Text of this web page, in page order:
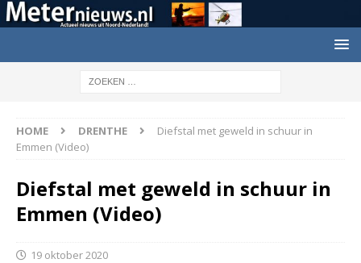
HOME DRENTHE
Diefstal met geweld in schuur in
Emmen (Video)
Diefstal met geweld in schuur in
Emmen (Video)
19 oktober 2020